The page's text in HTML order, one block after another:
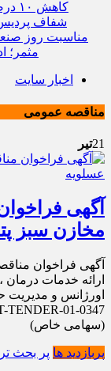
كاهش ۱۰ درصدی مصرف انرژی
شفاف
مناسبت روز
مثمر؛
اخبار سایت
مناقصه عمومی
21تیر
آگهی
مخازن سبز
آگهی فراخوان
ارائه خدمات درمان
(سهامی خاص)
پربازدید ها پر بحث